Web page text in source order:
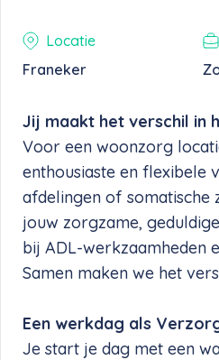
Locatie
Franeker
Jij maakt het verschil in
Voor een woonzorg
enthousiaste en flexibele
afdelingen of
jouw zorgzame,
bij ADL-werkzaamheden
Samen maken we het
Een werkdag als
Je start je dag met een